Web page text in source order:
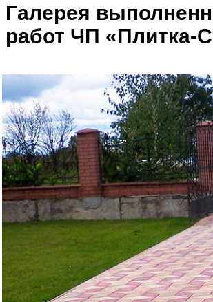
Галерея
работ ЧП «Плитка-